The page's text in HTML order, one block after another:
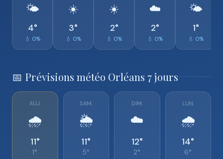
🌤️
4°
💧 0%
☀️
3°
💧 0%
☀️
2°
💧 0%
☁️
2°
💧 0%
🌤️
1°
💧 0%
📅 Prévisions météo Orléans 7 jours
AUJ.
🌧️
11°
1°
SAM.
🌦️
11°
5°
DIM.
☁️
12°
2°
LUN.
🌧️
14°
6°